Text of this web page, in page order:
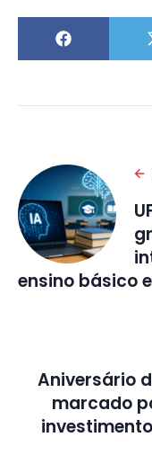
ensino básico
Aniversário
marcado